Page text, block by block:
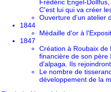
Frédéric Engel-
C'est lui qui va créer
Ouverture d'un atelier
1844
Médaille d'or à l'
1847
Création à Roubaix de
financière de son père
d'alpaga. Ils
Le nombre de
développement de la